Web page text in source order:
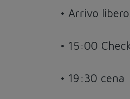
• Arrivo
• 15:00
• 19:30 cena